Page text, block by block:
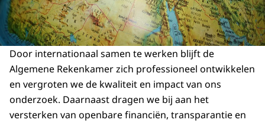
Door internationaal samen te werken blijft de
Algemene Rekenkamer zich professioneel ontwikkelen
en vergroten we de kwaliteit en impact van ons
onderzoek. Daarnaast dragen we bij aan het
versterken van openbare financiën, transparantie en